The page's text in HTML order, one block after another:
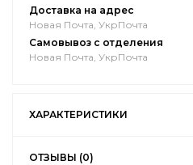
Доставка на адрес
Новая Почта, УкрПочта
Самовывоз с отделения
Новая Почта, УкрПочта
ХАРАКТЕРИСТИКИ
ОТЗЫВЫ (0)